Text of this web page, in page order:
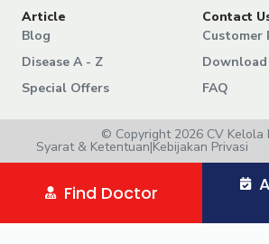
Article
Blog
Disease A - Z
Special Offers
Contact
Customer
FAQ
© Copyright 2026 CV Kelola
Syarat & Ketentuan|Kebijakan Privasi
Find Doctor